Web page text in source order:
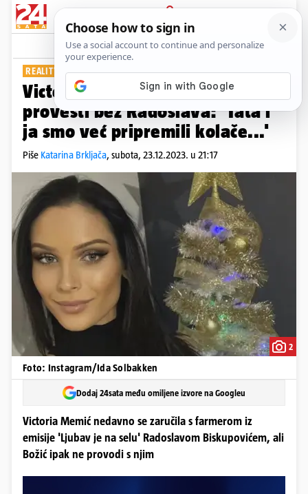
PRIJAVA
Show Komentari
REALITY PAR IZ 'LJUBAV JE NA SELU'
Victoria Memić će ove blagdane
provesti bez Radoslava: 'Tata i
ja smo već pripremili kolače...'
Piše Katarina Brkljača, subota, 23.12.2023. u 21:17
2
Foto: Instagram/Ida Solbakken
Dodaj 24sata među omiljene izvore na Googleu
Victoria Memić nedavno se zaručila s farmerom iz
emisije 'Ljubav je na selu' Radoslavom Biskupovićem, ali
Božić ipak ne provodi s njim